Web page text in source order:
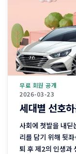
2026-03-23
무료 회원 공개
세대별 선호
사회에 첫발을 내딛
리를 담기 위해 뒷
퇴 후 제2의 인생과